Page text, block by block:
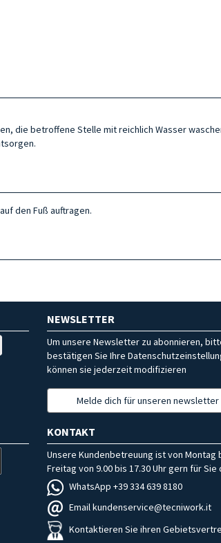
die betroffene Stelle mit reichlich Wasser
den Fuß auftragen.
NEWSLETTER
Um unsere Newsletter zu abonnieren,
bestätigen Sie Ihre
können sie jederzeit modifizieren
Melde dich für unseren newsletter
KONTAKT
Unsere Kundenbetreuung ist von Montag
Freitag von 9.00 bis 17.30 Uhr gern für Sie
WhatsApp +39 334 639 8180
Email kundenservice@tecniwork.it
Kontaktieren Sie ihren